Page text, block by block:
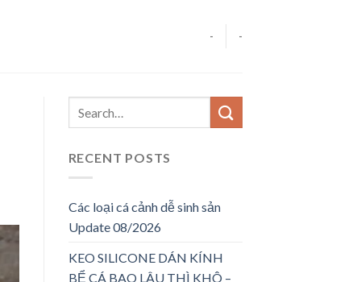
- -
RECENT POSTS
Các loại cá cảnh dễ sinh sản
Update 08/2026
KEO SILICONE DÁN KÍNH
BỂ CÁ BAO LÂU THÌ KHÔ –